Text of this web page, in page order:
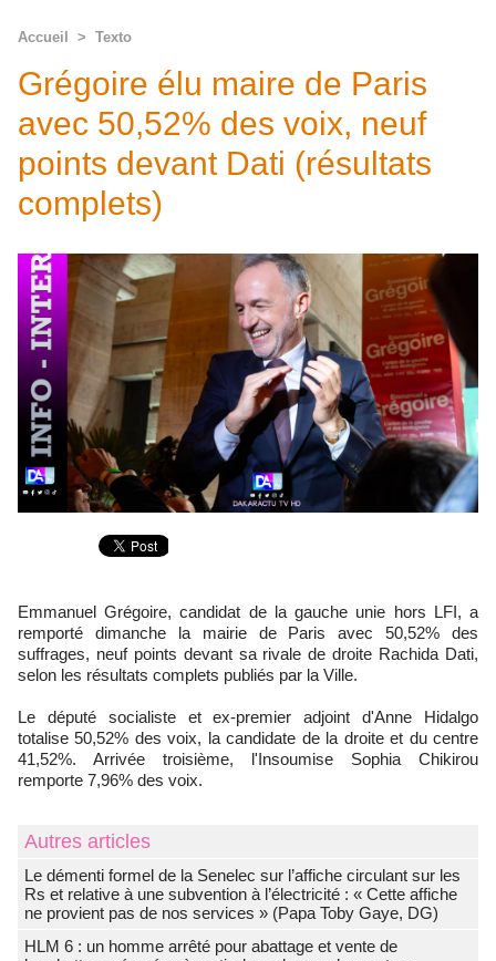
Accueil > Texto
Grégoire élu maire de Paris
avec 50,52% des voix, neuf
points devant Dati (résultats
complets)
Emmanuel Grégoire, candidat de la gauche unie hors LFI, a
remporté dimanche la mairie de Paris avec 50,52% des
suffrages, neuf points devant sa rivale de droite Rachida Dati,
selon les résultats complets publiés par la Ville.
Le député socialiste et ex-premier adjoint d'Anne Hidalgo
totalise 50,52% des voix, la candidate de la droite et du centre
41,52%. Arrivée troisième, l'Insoumise Sophia Chikirou
remporte 7,96% des voix.
Autres articles
Le démenti formel de la Senelec sur l’affiche circulant sur les
Rs et relative à une subvention à l’électricité : « Cette affiche
ne provient pas de nos services » (Papa Toby Gaye, DG)
HLM 6 : un homme arrêté pour abattage et vente de